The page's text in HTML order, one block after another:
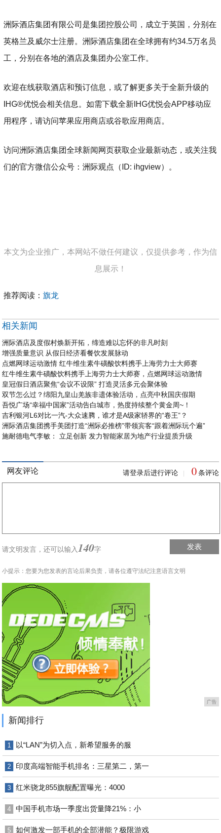
洲际酒店集团有限公司是集团控股公司，成立于英国，分别在
英格兰及威尔士注册。洲际酒店集团在全球拥有约34.5万名员
工，分别在各地的酒店及集团办公室工作。
欢迎在线获取酒店和预订信息，或了解更多关于全新升级的
IHG®优悦会相关信息。如需下载全新IHG优悦会APP移动应
用程序，请访问苹果应用商店或谷歌应用商店。
访问洲际酒店集团全球新闻网页获取企业最新动态，或关注我
们的官方微信公众号：洲际观点（ID: ihgview）。
本文为企业推广，本网站不做任何建议，仅提供参考，作为信
息展示！
推荐阅读：旗龙
相关新闻
洲际酒店及度假村焕新开拓，缔造难以忘怀的非凡时刻
增强质量意识 从假日经济看餐饮发展脉动
点燃网球运动激情 红牛维生素牛磺酸饮料携手上海劳力士大师赛
红牛维生素牛磺酸饮料携手上海劳力士大师赛，点燃网球运动激情
皇冠假日酒店聚焦“会议不设限” 打造灵活多元会聚体验
双节怎么过？绵阳九皇山羌族非遗体验活动，点亮中秋国庆假期
吾悦广场“幸福中国家”活动告白城市，热度持续整个黄金周~！
吉利银河L6对比一汽-大众速腾，谁才是A级家轿界的“卷王”？
洲际酒店集团携手美团打造“洲际必推榜”带领宾客“跟着洲际玩个遍”
施耐德电气李敏： 立足创新 发力智能家居为地产行业提质升级
网友评论 请登录后进行评论 0 条评论
请文明发言，还可以输入 140字 发表
小提示：您要为您发表的言论后果负责，请各位遵守法纪注意语言文明
广告
新闻排行
1 以“LAN”为切入点，新希望服务的服
2 印度高端智能手机排名：三星第二，第一
3 红米骁龙855旗舰配置曝光：4000
4 中国手机市场一季度出货量降21%：小
5 如何激发一部手机的全部潜能？极限游戏